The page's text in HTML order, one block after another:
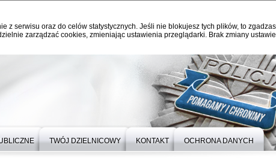
z serwisu oraz do celów statystycznych. Jeśli nie blokujesz tych plików, to
zarządzać cookies, zmieniając ustawienia przeglądarki. Brak zmiany
TWÓJ DZIELNICOWY KONTAKT OCHRONA DANYCH